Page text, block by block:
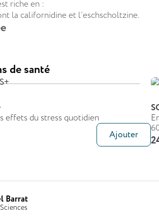
riche en :
la californidine et l’eschscholtzine.
de santé
effets du stress quotidien
Ajouter
Barrat